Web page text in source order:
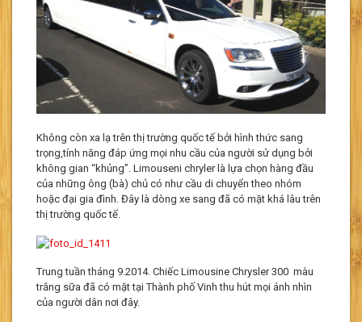
Không còn xa lạ trên thị trường quốc tế bởi hình thức sang
trọng,tính năng đáp ứng mọi nhu cầu của người sử dụng bởi
không gian “khủng”. Limouseni chryler là lựa chọn hàng đầu
của những ông (bà) chủ có như cầu di chuyển theo nhóm
hoặc đại gia đình. Đây là dòng xe sang đã có mặt khá lâu trên
thị trường quốc tế.
Trung tuần tháng 9.2014. Chiếc Limousine Chrysler 300 màu
trắng sữa đã có mặt tại Thành phố Vinh thu hút mọi ánh nhìn
của người dân nơi đây.